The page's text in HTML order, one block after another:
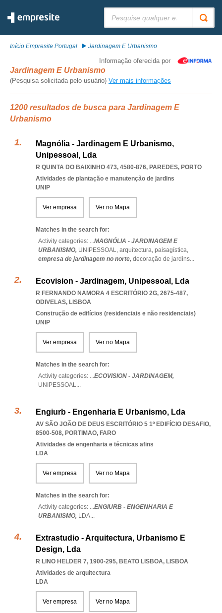
Início Empresite Portugal Jardinagem E Urbanismo
Informação oferecida por
Jardinagem E Urbanismo
(Pesquisa solicitada pelo usuário) Ver mais informações
1200 resultados de busca para Jardinagem E
Urbanismo
Magnólia - Jardinagem E Urbanismo,
Unipessoal, Lda
R QUINTA DO BAIXINHO 473, 4580-876, PAREDES, PORTO
Atividades de plantação e manutenção de jardins
UNIP
Ver empresa Ver no Mapa
Matches in the search for:
Activity categories: ...MAGNÓLIA - JARDINAGEM E
URBANISMO, UNIPESSOAL, arquitectura, paisagística,
empresa de jardinagem no norte, decoração de jardins...
Ecovision - Jardinagem, Unipessoal, Lda
R FERNANDO NAMORA 4 ESCRITÓRIO 2G, 2675-487,
ODIVELAS, LISBOA
Construção de edifícios (residenciais e não residenciais)
UNIP
Ver empresa Ver no Mapa
Matches in the search for:
Activity categories: ...ECOVISION - JARDINAGEM,
UNIPESSOAL...
Engiurb - Engenharia E Urbanismo, Lda
AV SÃO JOÃO DE DEUS ESCRITÓRIO 5 1º EDIFÍCIO DESAFIO,
8500-508, PORTIMAO, FARO
Atividades de engenharia e técnicas afins
LDA
Ver empresa Ver no Mapa
Matches in the search for:
Activity categories: ...ENGIURB - ENGENHARIA E
URBANISMO, LDA...
Extrastudio - Arquitectura, Urbanismo E
Design, Lda
R LINO HELDER 7, 1900-295, BEATO LISBOA, LISBOA
Atividades de arquitectura
LDA
Ver empresa Ver no Mapa